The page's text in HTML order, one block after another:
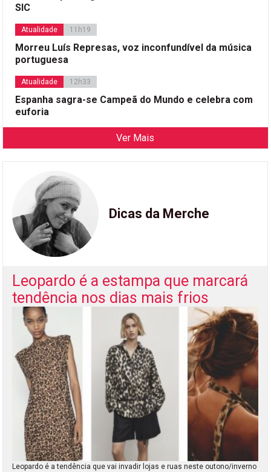
SIC
Atualidade 11h19
Morreu Luís Represas, voz inconfundível da música
portuguesa
Atualidade 12h33
Espanha sagra-se Campeã do Mundo e celebra com
euforia
Ver Mais
Dicas da Merche
Leopardo é a estampa que marcará
tendência nos dias mais frios
Leopardo é a tendência que vai invadir lojas e ruas neste outono/inverno